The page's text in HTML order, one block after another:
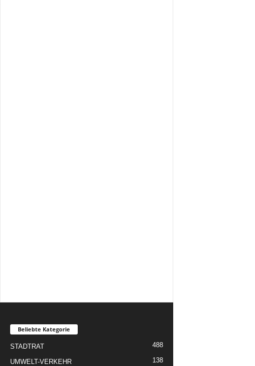
Beliebte Kategorie
STADTRAT 488
UMWELT-VERKEHR 138